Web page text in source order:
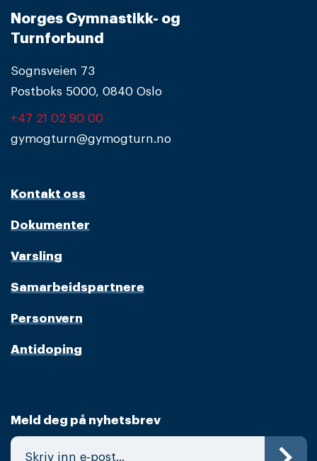
Norges Gymnastikk- og
Turnforbund
Sognsveien 73
Postboks 5000, 0840 Oslo
+47 21 02 90 00
gymogturn@gymogturn.no
Kontakt oss
Dokumenter
Varsling
Samarbeidspartnere
Personvern
Antidoping
Meld deg på nyhetsbrev